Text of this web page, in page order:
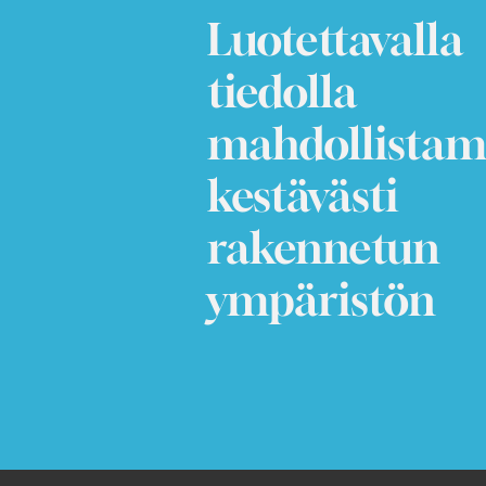
Luotettavalla
tiedolla
kestävästi
rakennetun
ympäristön